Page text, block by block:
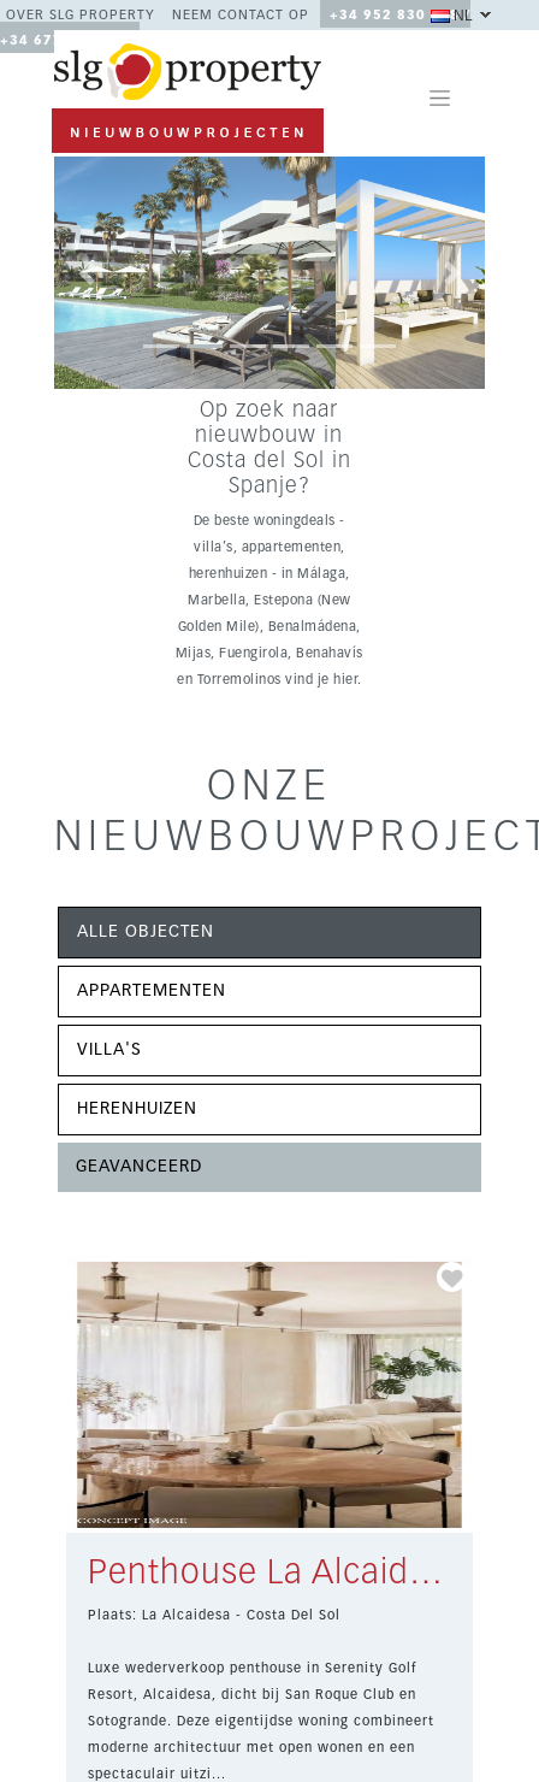
OVER SLG PROPERTY NEEM CONTACT OP
+34 952 830 378 /
+34 677 670 480
Previous Next
NL
Op zoek naar
nieuwbouw in
Costa del Sol in
Spanje?
De beste woningdeals -
villa’s, appartementen,
herenhuizen - in Málaga,
Marbella, Estepona (New
Golden Mile), Benalmádena,
Mijas, Fuengirola, Benahavís
en Torremolinos vind je hier.
ONZE
ALLE OBJECTEN
APPARTEMENTEN
VILLA'S
HERENHUIZEN
GEAVANCEERD
Penthouse La Alcaidesa € 1.095.000,-
Plaats: La Alcaidesa - Costa Del Sol
Luxe wederverkoop penthouse in Serenity Golf
Resort, Alcaidesa, dicht bij San Roque Club en
Sotogrande. Deze eigentijdse woning combineert
moderne architectuur met open wonen en een
spectaculair uitzi...